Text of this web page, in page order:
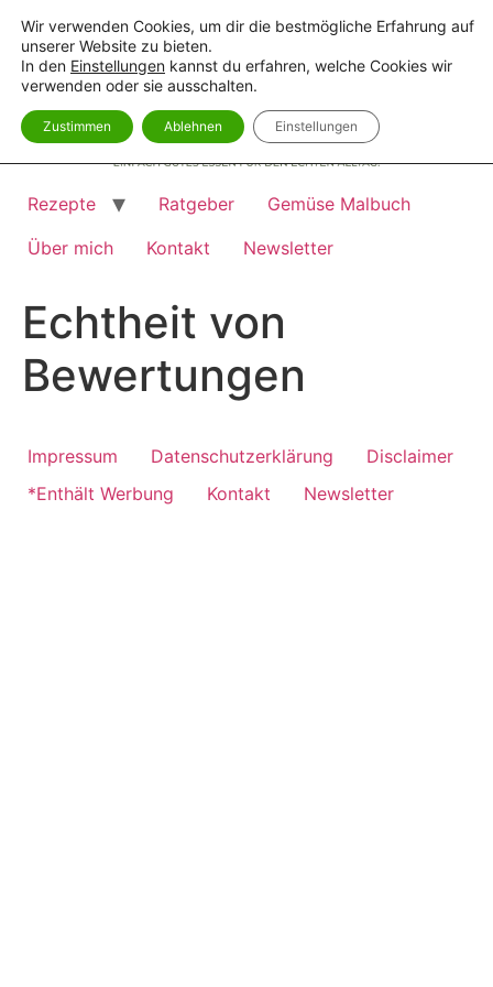
Inhalt
springen
Rezepte Ratgeber
Gemüse Malbuch
Über mich
Kontakt Newsletter
Echtheit von
Bewertungen
Impressum Datenschutzerklärung
Disclaimer
*Enthält Werbung
Kontakt Newsletter
Wir verwenden Cookies, um dir die bestmögliche Erfahrung auf
unserer Website zu bieten.
In den Einstellungen kannst du erfahren, welche Cookies wir
verwenden oder sie ausschalten.
Zustimmen Ablehnen Einstellungen